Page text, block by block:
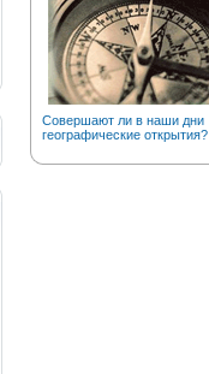
Совершают ли в наши дни
географические открытия?